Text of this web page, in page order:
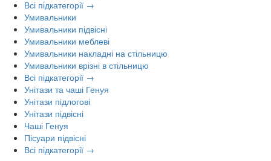
Всі підкатегорії →
Умивальники
Умивальники підвісні
Умивальники меблеві
Умивальники накладні на стільницю
Умивальники врізні в стільницю
Всі підкатегорії →
Унітази та чаші Генуя
Унітази підлогові
Унітази підвісні
Чаші Генуя
Пісуари підвісні
Всі підкатегорії →